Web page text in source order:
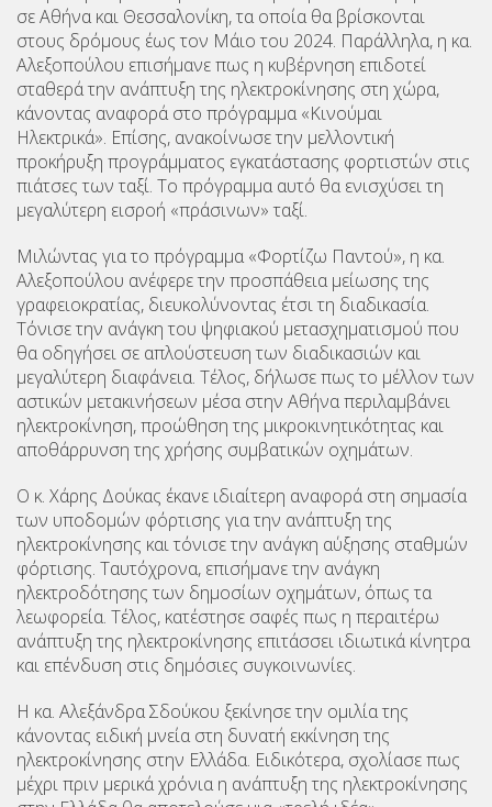
σε Αθήνα και Θεσσαλονίκη, τα οποία θα βρίσκονται
στους δρόμους έως τον Μάιο του 2024. Παράλληλα, η κα.
Αλεξοπούλου επισήμανε πως η κυβέρνηση επιδοτεί
σταθερά την ανάπτυξη της ηλεκτροκίνησης στη χώρα,
κάνοντας αναφορά στο πρόγραμμα «Κινούμαι
Ηλεκτρικά». Επίσης, ανακοίνωσε την μελλοντική
προκήρυξη προγράμματος εγκατάστασης φορτιστών στις
πιάτσες των ταξί. Το πρόγραμμα αυτό θα ενισχύσει τη
μεγαλύτερη εισροή «πράσινων» ταξί.
Μιλώντας για το πρόγραμμα «Φορτίζω Παντού», η κα.
Αλεξοπούλου ανέφερε την προσπάθεια μείωσης της
γραφειοκρατίας, διευκολύνοντας έτσι τη διαδικασία.
Τόνισε την ανάγκη του ψηφιακού μετασχηματισμού που
θα οδηγήσει σε απλούστευση των διαδικασιών και
μεγαλύτερη διαφάνεια. Τέλος, δήλωσε πως το μέλλον των
αστικών μετακινήσεων μέσα στην Αθήνα περιλαμβάνει
ηλεκτροκίνηση, προώθηση της μικροκινητικότητας και
αποθάρρυνση της χρήσης συμβατικών οχημάτων.
Ο κ. Χάρης Δούκας έκανε ιδιαίτερη αναφορά στη σημασία
των υποδομών φόρτισης για την ανάπτυξη της
ηλεκτροκίνησης και τόνισε την ανάγκη αύξησης σταθμών
φόρτισης. Ταυτόχρονα, επισήμανε την ανάγκη
ηλεκτροδότησης των δημοσίων οχημάτων, όπως τα
λεωφορεία. Τέλος, κατέστησε σαφές πως η περαιτέρω
ανάπτυξη της ηλεκτροκίνησης επιτάσσει ιδιωτικά κίνητρα
και επένδυση στις δημόσιες συγκοινωνίες.
Η κα. Αλεξάνδρα Σδούκου ξεκίνησε την ομιλία της
κάνοντας ειδική μνεία στη δυνατή εκκίνηση της
ηλεκτροκίνησης στην Ελλάδα. Ειδικότερα, σχολίασε πως
μέχρι πριν μερικά χρόνια η ανάπτυξη της ηλεκτροκίνησης